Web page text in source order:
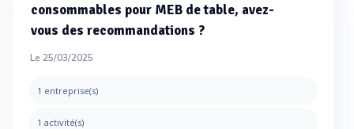
consommables pour MEB de table, avez-
vous des recommandations ?
Le 25/03/2025
1 entreprise(s)
1 activité(s)